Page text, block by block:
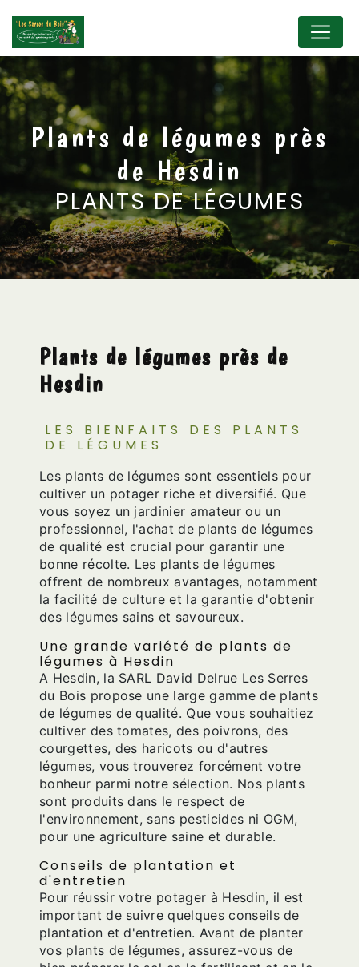
Plants de légumes près
de Hesdin
PLANTS DE LÉGUMES
Plants de légumes près de
Hesdin
LES BIENFAITS DES PLANTS
DE LÉGUMES
Les plants de légumes sont essentiels pour
cultiver un potager riche et diversifié. Que
vous soyez un jardinier amateur ou un
professionnel, l'achat de plants de légumes
de qualité est crucial pour garantir une
bonne récolte. Les plants de légumes
offrent de nombreux avantages, notamment
la facilité de culture et la garantie d'obtenir
des légumes sains et savoureux.
Une grande variété de plants de
légumes à Hesdin
A Hesdin, la SARL David Delrue Les Serres
du Bois propose une large gamme de plants
de légumes de qualité. Que vous souhaitiez
cultiver des tomates, des poivrons, des
courgettes, des haricots ou d'autres
légumes, vous trouverez forcément votre
bonheur parmi notre sélection. Nos plants
sont produits dans le respect de
l'environnement, sans pesticides ni OGM,
pour une agriculture saine et durable.
Conseils de plantation et
d'entretien
Pour réussir votre potager à Hesdin, il est
important de suivre quelques conseils de
plantation et d'entretien. Avant de planter
vos plants de légumes, assurez-vous de